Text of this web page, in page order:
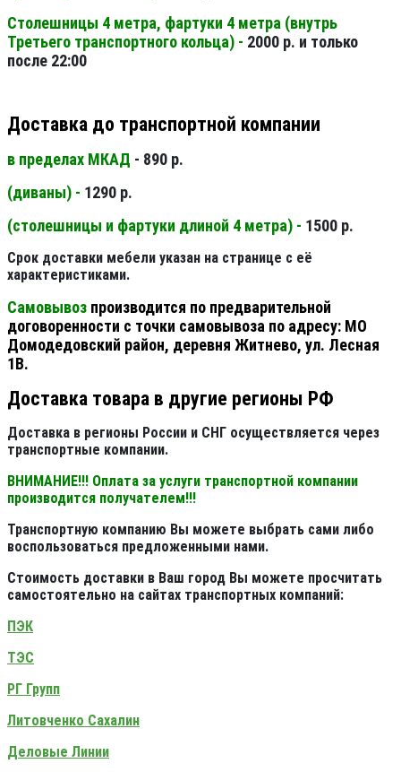
Столешницы 4 метра, фартуки 4 метра (внутрь
Третьего транспортного кольца) - 2000 р. и только
после 22:00
Доставка до транспортной компании
в пределах МКАД - 890 р.
(диваны) - 1290 р.
(столешницы и фартуки длиной 4 метра) - 1500 р.
Срок доставки мебели указан на странице с её
характеристиками.
Самовывоз производится по предварительной
договоренности с точки самовывоза по адресу: МО
Домодедовский район, деревня Житнево, ул. Лесная
1В.
Доставка товара в другие регионы РФ
Доставка в регионы России и СНГ осуществляется через
транспортные компании.
ВНИМАНИЕ!!! Оплата за услуги транспортной компании
производится получателем!!!
Транспортную компанию Вы можете выбрать сами либо
воспользоваться предложенными нами.
Стоимость доставки в Ваш город Вы можете просчитать
самостоятельно на сайтах транспортных компаний:
ПЭК
ТЭС
РГ Групп
Литовченко Сахалин
Деловые Линии